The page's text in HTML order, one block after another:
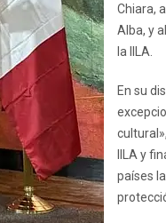
Chiara,
Alba, y
la IILA.
En su
IILA y
países